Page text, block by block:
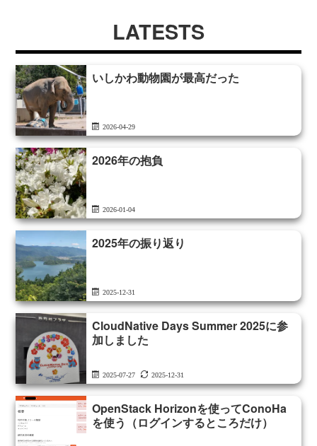
LATESTS
いしかわ動物園が最高だった
2026-04-29
2026年の抱負
2026-01-04
2025年の振り返り
2025-12-31
CloudNative Days Summer 2025に参
加しました
2025-07-27 2025-12-31
OpenStack Horizonを使ってConoHa
を使う（ログインするところだけ）